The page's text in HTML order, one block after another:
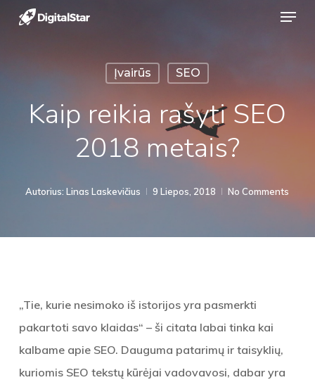
Skip
Menu
Įvairūs SEO
Kaip reikia rašyti SEO
2018 metais?
Autorius: Linas Laskevičius 9 Liepos, 2018 No Comments
„Tie, kurie nesimoko iš istorijos yra pasmerkti
pakartoti savo klaidas“ – ši citata labai tinka kai
kalbame apie SEO. Dauguma patarimų ir taisyklių,
kuriomis SEO tekstų kūrėjai vadovavosi, dabar yra